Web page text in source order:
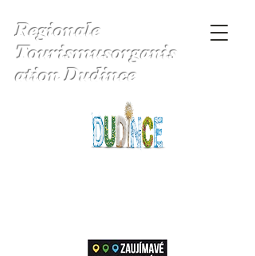
Regionale
Tourismusorganis
ation Dudince